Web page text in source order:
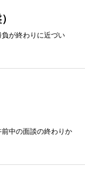
負が終わりに近づい
中の面談の終わりか